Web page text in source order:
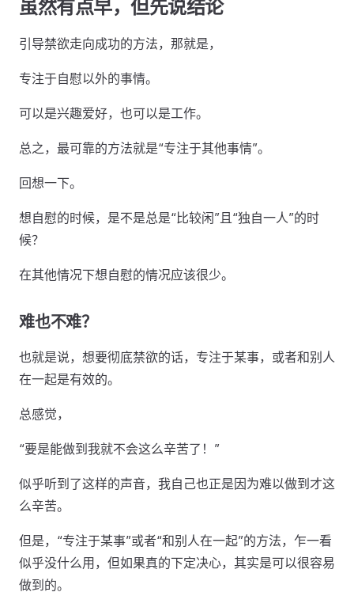
虽然有点早，但先说结论
引导禁欲走向成功的方法，那就是，
专注于自慰以外的事情。
可以是兴趣爱好，也可以是工作。
总之，最可靠的方法就是“专注于其他事情”。
回想一下。
想自慰的时候，是不是总是“比较闲”且“独自一人”的时
候？
在其他情况下想自慰的情况应该很少。
难也不难？
也就是说，想要彻底禁欲的话，专注于某事，或者和别人
在一起是有效的。
总感觉，
“要是能做到我就不会这么辛苦了！”
似乎听到了这样的声音，我自己也正是因为难以做到才这
么辛苦。
但是，“专注于某事”或者“和别人在一起”的方法，乍一看
似乎没什么用，但如果真的下定决心，其实是可以很容易
做到的。